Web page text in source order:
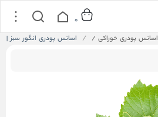
اسانس پودری خوراکی / اسانس پودری انگور سبز |
0